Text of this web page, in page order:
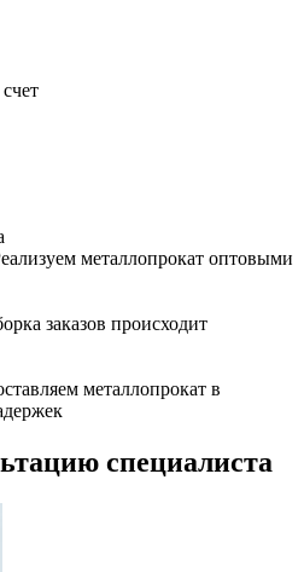
металлопрокат оптовыми
заказов происходит
металлопрокат в
специалиста